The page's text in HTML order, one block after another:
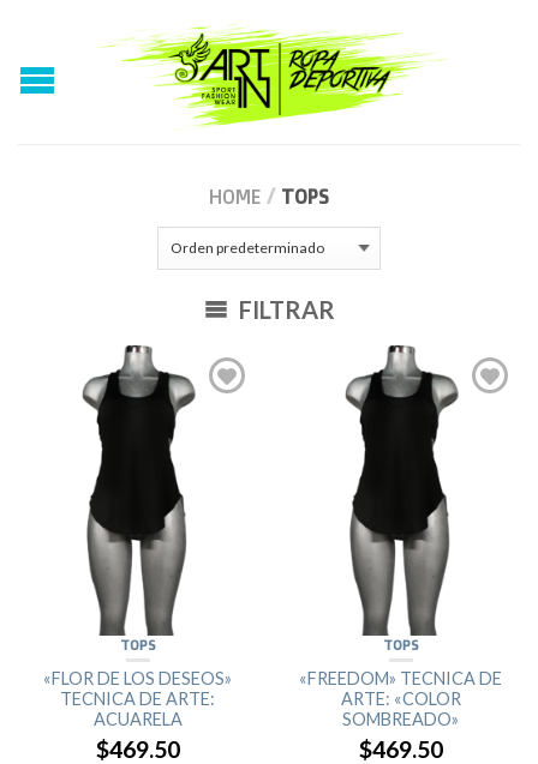
HOME / TOPS
FILTRAR
TOPS
«FLOR DE LOS DESEOS»
TECNICA DE ARTE:
ACUARELA
$469.50
TOPS
«FREEDOM» TECNICA DE
ARTE: «COLOR
SOMBREADO»
$469.50